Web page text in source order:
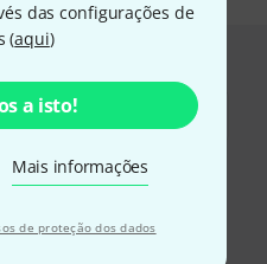
das configurações de
(aqui)
a isto!
Mais informações
de proteção dos dados
forma segura através de
ou Cartão de crédito.